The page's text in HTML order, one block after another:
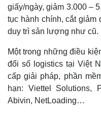
giấy/ngày, giảm 3.000 –
tục hành chính, cắt
duy trì sản lượng như cũ.
Một trong những điều
đổi số logistics tại Việt
cấp giải pháp, phần
hạn: Viettel Solutions,
Abivin, NetLoading…